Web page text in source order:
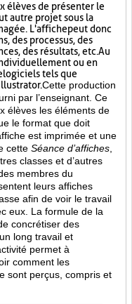
élèves de présenter le
autre projet sous la
L'affichepeut donc
des processus, des
des résultats, etc. Au
ou en
logiciels tels que
Cette production
par l’enseignant. Ce
élèves les éléments de
le format que doit
est imprimée et une
cette Séance d’affiches
classes et d’autres
membres du
leurs affiches
afin de voir le travail
eux. La formule de la
concrétiser des
long travail et
permet à
comment les
sont perçus, compris et